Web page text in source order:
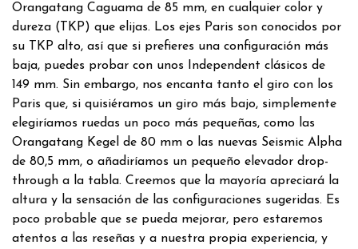
Orangatang Caguama de 85 mm, en cualquier color y
dureza (TKP) que elijas. Los ejes Paris son conocidos por
su TKP alto, así que si prefieres una configuración más
baja, puedes probar con unos Independent clásicos de
149 mm. Sin embargo, nos encanta tanto el giro con los
Paris que, si quisiéramos un giro más bajo, simplemente
elegiríamos ruedas un poco más pequeñas, como las
Orangatang Kegel de 80 mm o las nuevas Seismic Alpha
de 80,5 mm, o añadiríamos un pequeño elevador drop-
through a la tabla. Creemos que la mayoría apreciará la
altura y la sensación de las configuraciones sugeridas. Es
poco probable que se pueda mejorar, pero estaremos
atentos a las reseñas y a nuestra propia experiencia, y